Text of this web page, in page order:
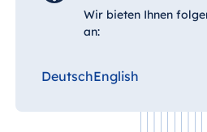
Wir bieten Ihnen
an:
DeutschEnglish